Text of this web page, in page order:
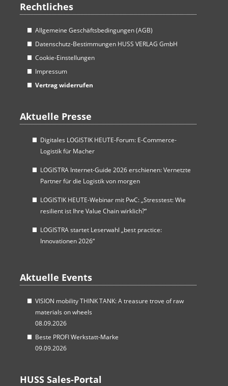
Rechtliches
Allgemeine Geschäftsbedingungen (AGB)
Datenschutz-Bestimmungen HUSS VERLAG GmbH
Cookie-Einstellungen
Impressum
Vertrag widerrufen
Aktuelle Presse
Digitales LOGISTIK HEUTE-Forum: E-Commerce-
Logistik für Macher
LOGISTRA Internet-Guide 2026 erschienen: Vernetzte
Partner für die Logistik von morgen
LOGISTIK HEUTE-Webinar mit PwC: „Stresstest: Wie
resilient ist Ihre Value Chain wirklich?“
LOGISTRA startet Leserwahl „best practice:
Innovationen 2026“
Aktuelle Events
VISION mobility THINK TANK: A treasure trove of raw
materials on wheels
08.09.2026
Beste PROFI Werkstatt-Marke
09.09.2026
HUSS Sales-Portal